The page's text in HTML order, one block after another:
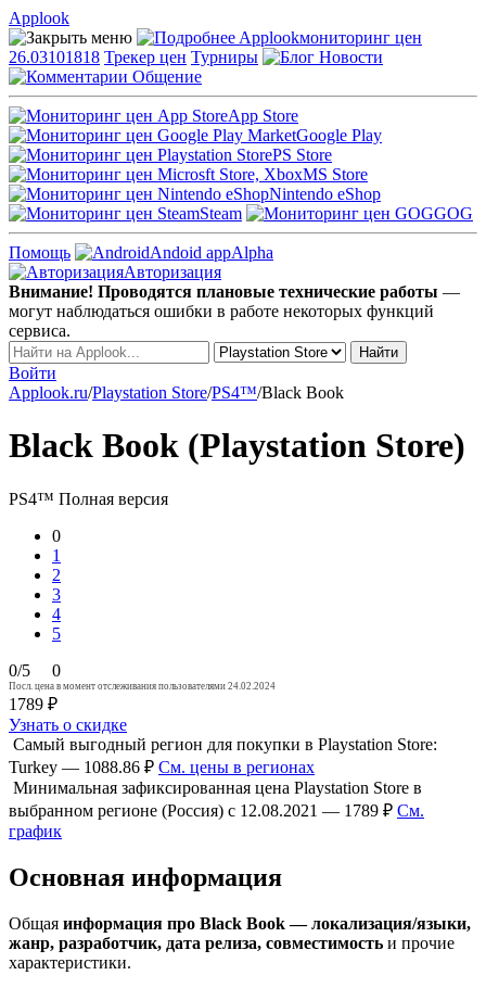
Applook
Applookмониторинг цен
26.03101818 Трекер цен Турниры
Новости
Общение
App Store
Google Play
PS Store
MS Store
Nintendo eShop
Steam
GOG
Помощь Andoid appAlpha
Авторизация
Внимание! Проводятся плановые технические работы —
могут наблюдаться ошибки в работе некоторых функций
сервиса.
Войти
Applook.ru/Playstation Store/PS4™/Black Book
Black Book (Playstation Store)
PS4™ Полная версия
0
1
2
3
4
5
0/5 0
Посл. цена в момент отслеживания пользователями 24.02.2024
1789 ₽
Узнать о скидке
Самый выгодный регион для покупки в Playstation Store:
Turkey — 1088.86 ₽ См. цены в регионах
Минимальная зафиксированная цена Playstation Store в
выбранном регионе (Россия) с 12.08.2021 — 1789 ₽ См.
график
Основная информация
Общая информация про Black Book — локализация/языки,
жанр, разработчик, дата релиза, совместимость и прочие
характеристики.